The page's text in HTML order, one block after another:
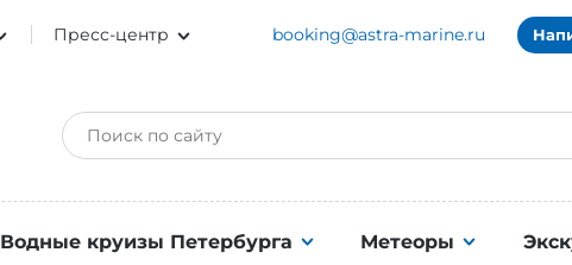
Пресс-центр booking@astra-marine.ru
Водные круизы Петербурга Метеоры